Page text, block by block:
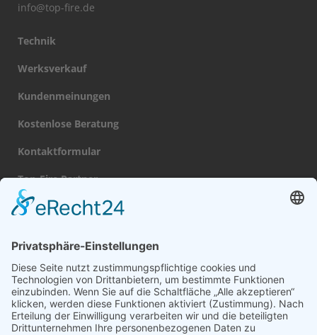
info@top-fire.de
Technik
Werksverkauf
Kundenmeinungen
Kostenlose Beratung
Kontaktformular
Top-Fire Partner
Datenschutz
Navigation
Gas Kamin